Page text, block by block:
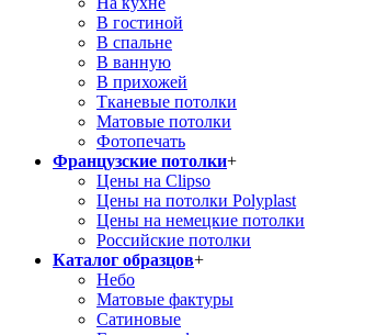
В гостиной
В спальне
В ванную
В прихожей
Тканевые потолки
Матовые потолки
Фотопечать
Французские потолки+
Цены на Clipso
Цены на потолки Polyplast
Цены на немецкие потолки
Российские потолки
Каталог образцов+
Небо
Матовые фактуры
Сатиновые